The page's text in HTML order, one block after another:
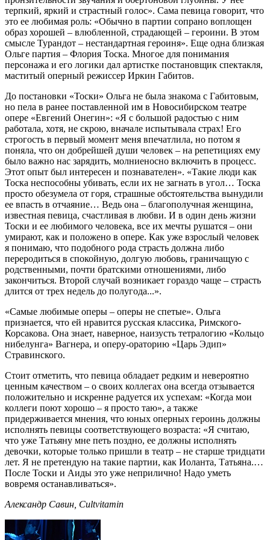
терпкий, яркий и страстный голос». Сама певица говорит, что
это ее любимая роль: «Обычно в партии сопрано воплощен
образ хорошей – влюбленной, страдающей – героини. В этом
смысле Турандот – нестандартная героиня». Еще одна близкая
Ольге партия – Флория Тоска. Многое для понимания
персонажа и его логики дал артистке постановщик спектакля,
маститый оперный режиссер Иркин Габитов.
До постановки «Тоски» Ольга не была знакома с Габитовым,
но пела в ранее поставленной им в Новосибирском театре
опере «Евгений Онегин»: «Я с большой радостью с ним
работала, хотя, не скрою, вначале испытывала страх! Его
строгость в первый момент меня впечатлила, но потом я
поняла, что он добрейшей души человек – на репетициях ему
было важно нас зарядить, молниеносно включить в процесс.
Этот опыт был интересен и познавателен». «Такие люди как
Тоска неспособны убивать, если их не загнать в угол… Тоска
просто обезумела от горя, страшные обстоятельства вынудили
ее впасть в отчаяние… Ведь она – благополучная женщина,
известная певица, счастливая в любви. И в один день жизни
Тоски и ее любимого человека, все их мечты рушатся – они
умирают, как и положено в опере. Как уже взрослый человек
я понимаю, что подобного рода страсть должна либо
переродиться в спокойную, долгую любовь, граничащую с
родственными, почти братскими отношениями, либо
закончиться. Второй случай возникает гораздо чаще – страсть
длится от трех недель до полугода...».
«Самые любимые оперы – оперы не спетые». Ольга
признается, что ей нравится русская классика, Римского-
Корсакова. Она знает, наверное, наизусть тетралогию «Кольцо
нибелунга» Вагнера, и оперу-ораторию «Царь Эдип»
Стравинского.
Стоит отметить, что певица обладает редким и невероятно
ценным качеством – о своих коллегах она всегда отзывается
положительно и искренне радуется их успехам: «Когда мои
коллеги поют хорошо – я просто таю», а также
придерживается мнения, что юных оперных героинь должны
исполнять певицы соответствующего возраста: «Я считаю,
что уже Татьяну мне петь поздно, ее должны исполнять
девочки, которые только пришли в театр – не старше тридцати
лет. Я не претендую на такие партии, как Иоланта, Татьяна.…
После Тоски и Аиды это уже неприлично! Надо уметь
вовремя останавливаться».
Александр Савин, Cultvitamin